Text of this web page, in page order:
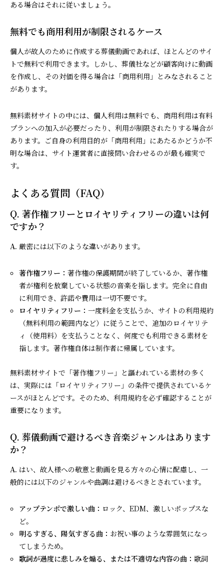
ある場合はそれに従いましょう。
無料でも商用利用が制限されるケース
個人が故人のために作成する葬儀動画であれば、ほとんどのサイ
トで無料で利用できます。しかし、葬儀社などが顧客向けに動画
を作成し、その対価を得る場合は「商用利用」とみなされること
があります。
無料素材サイトの中には、個人利用は無料でも、商用利用は有料
プランへの加入が必要だったり、利用が制限されたりする場合が
あります。ご自身の利用目的が「商用利用」にあたるかどうか不
明な場合は、サイト運営者に直接問い合わせるのが最も確実で
す。
よくある質問（FAQ）
Q. 著作権フリーとロイヤリティフリーの違いは何
ですか？
A. 厳密には以下のような違いがあります。
著作権フリー：著作権の保護期間が終了しているか、著作権
者が権利を放棄している状態の音楽を指します。完全に自由
に利用でき、許諾や費用は一切不要です。
ロイヤリティフリー：一度料金を支払うか、サイトの利用規約
（無料利用の範囲内など）に従うことで、追加のロイヤリテ
ィ（使用料）を支払うことなく、何度でも利用できる素材を
指します。著作権自体は制作者に帰属しています。
無料素材サイトで「著作権フリー」と謳われている素材の多く
は、実際には「ロイヤリティフリー」の条件で提供されているケ
ースがほとんどです。そのため、利用規約を必ず確認することが
重要になります。
Q. 葬儀動画で避けるべき音楽ジャンルはあります
か？
A. はい、故人様への敬意と動画を見る方々の心情に配慮し、一
般的には以下のジャンルや曲調は避けるべきとされています。
アップテンポで激しい曲： ロック、EDM、激しいポップスな
ど。
明るすぎる、陽気すぎる曲： お祝い事のような雰囲気になっ
てしまうため。
歌詞が過度に悲しみを煽る、または不適切な内容の曲：歌詞